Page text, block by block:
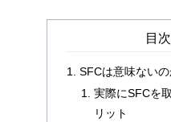
目次
SFCは意味ないの
実際にSFCを
リット